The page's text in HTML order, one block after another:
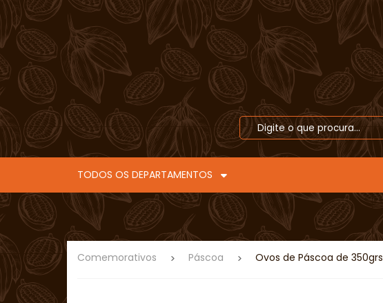
TODOS OS DEPARTAMENTOS
Comemorativos Páscoa Ovos de Páscoa de 350grs